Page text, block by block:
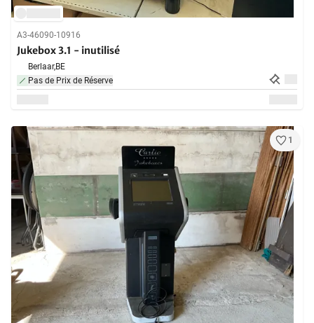
A3-46090-10916
Jukebox 3.1 - inutilisé
Berlaar,BE
Pas de Prix de Réserve
1